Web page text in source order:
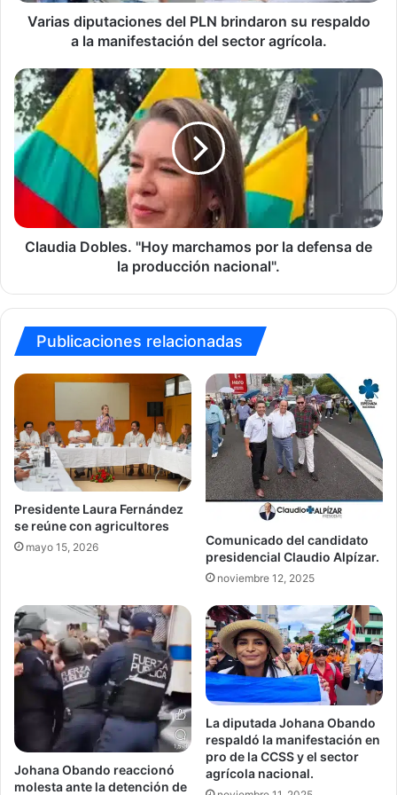
manifestación
agrícola.
Varias diputaciones del PLN brindaron su respaldo
a la manifestación del sector agrícola.
Claudia
Dobles.
"Hoy
marchamos
por
la
defensa
de
la
producción
Claudia Dobles. "Hoy marchamos por la defensa de
la producción nacional".
Publicaciones relacionadas
Presidente Laura Fernández
se reúne con agricultores
mayo 15, 2026
Comunicado del candidato
presidencial Claudio Alpízar.
noviembre 12, 2025
Johana Obando reaccionó
molesta ante la detención de
La diputada Johana Obando
respaldó la manifestación en
pro de la CCSS y el sector
agrícola nacional.